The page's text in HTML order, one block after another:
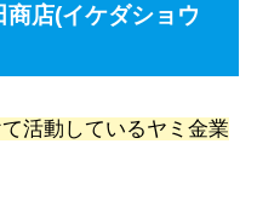
店(イケダショウ
活動しているヤミ金業